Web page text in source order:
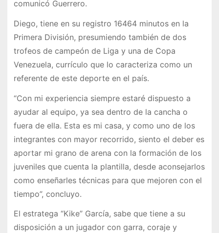
comunicó Guerrero.
Diego, tiene en su registro 16464 minutos en la
Primera División, presumiendo también de dos
trofeos de campeón de Liga y una de Copa
Venezuela, currículo que lo caracteriza como un
referente de este deporte en el país.
“Con mi experiencia siempre estaré dispuesto a
ayudar al equipo, ya sea dentro de la cancha o
fuera de ella. Esta es mi casa, y como uno de los
integrantes con mayor recorrido, siento el deber es
aportar mi grano de arena con la formación de los
juveniles que cuenta la plantilla, desde aconsejarlos
como enseñarles técnicas para que mejoren con el
tiempo”, concluyo.
El estratega “Kike” García, sabe que tiene a su
disposición a un jugador con garra, coraje y